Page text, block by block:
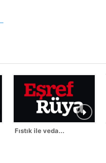
Fıstık ile veda...